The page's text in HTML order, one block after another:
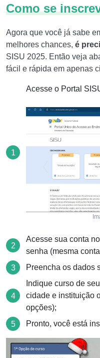
Como se
Agora que você já sabe
melhores chances, é
SISU 2025. Então veja
fácil e rápida em apenas
Acesse o Portal
Acesse sua conta
senha (mesma
Preencha os dados
Indique curso de
cidade e instituição
opções);
Pronto, você está